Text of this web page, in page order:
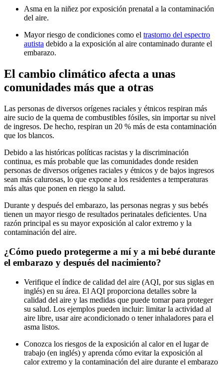
Asma en la niñez por exposición prenatal a la contaminación
del aire.
Mayor riesgo de condiciones como el trastorno del espectro
autista debido a la exposición al aire contaminado durante el
embarazo.
El cambio climático afecta a unas
comunidades más que a otras
Las personas de diversos orígenes raciales y étnicos respiran más
aire sucio de la quema de combustibles fósiles, sin importar su nivel
de ingresos. De hecho, respiran un 20 % más de esta contaminación
que los blancos.
Debido a las históricas políticas racistas y la discriminación
continua, es más probable que las comunidades donde residen
personas de diversos orígenes raciales y étnicos y de bajos ingresos
sean más calurosas, lo que expone a los residentes a temperaturas
más altas que ponen en riesgo la salud.
Durante y después del embarazo, las personas negras y sus bebés
tienen un mayor riesgo de resultados perinatales deficientes. Una
razón principal es su mayor exposición al calor extremo y la
contaminación del aire.
¿Cómo puedo protegerme a mí y a mi bebé durante
el embarazo y después del nacimiento?
Verifique el índice de calidad del aire (AQI, por sus siglas en
inglés) en su área. El AQI proporciona detalles sobre la
calidad del aire y las medidas que puede tomar para proteger
su salud. Los ejemplos pueden incluir: limitar la actividad al
aire libre, usar aire acondicionado o tener inhaladores para el
asma listos.
Conozca los riesgos de la exposición al calor en el lugar de
trabajo (en inglés) y aprenda cómo evitar la exposición al
calor extremo y la contaminación del aire durante el embarazo